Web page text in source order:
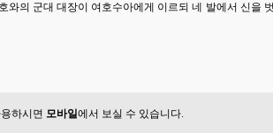
와의 군대 대장이 여호수아에게 이르되 네 발에서 신을
하시면 모바일에서 보실 수 있습니다.